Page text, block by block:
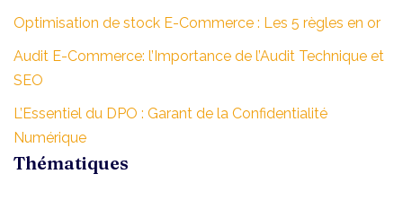
Optimisation de stock E-Commerce : Les 5 règles en or
Audit E-Commerce: l’Importance de l’Audit Technique et
SEO
L’Essentiel du DPO : Garant de la Confidentialité
Numérique
Thématiques